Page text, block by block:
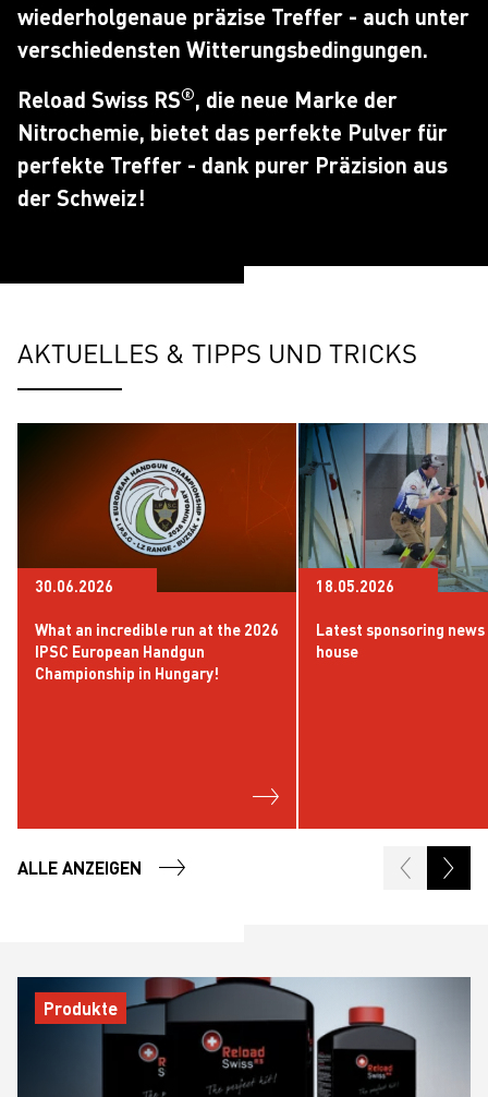
wiederholgenaue präzise Treffer - auch unter
verschiedensten Witterungsbedingungen.
Reload Swiss RS®, die neue Marke der
Nitrochemie, bietet das perfekte Pulver für
perfekte Treffer - dank purer Präzision aus
der Schweiz!
AKTUELLES & TIPPS UND TRICKS
30.06.2026
What an incredible run at the 2026
IPSC European Handgun
Championship in Hungary!
18.05.2026
Latest sponsoring
house
ALLE ANZEIGEN
Produkte